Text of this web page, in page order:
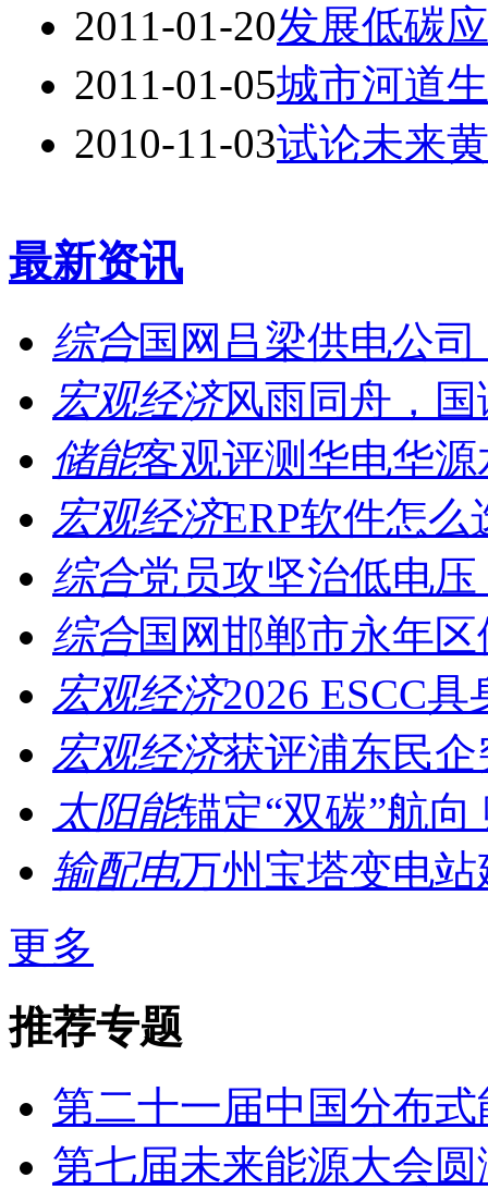
2011-01-20发展低碳
2011-01-05城市河道
2010-11-03试论未来
最新资讯
综合国网吕梁供电公
宏观经济风雨同舟，
储能客观评测华电华
宏观经济ERP软件怎
综合党员攻坚治低电
综合国网邯郸市永年
宏观经济2026 ESCC
宏观经济获评浦东民
太阳能锚定“双碳”航
输配电万州宝塔变电
更多
推荐专题
第二十一届中国分布
第七届未来能源大会